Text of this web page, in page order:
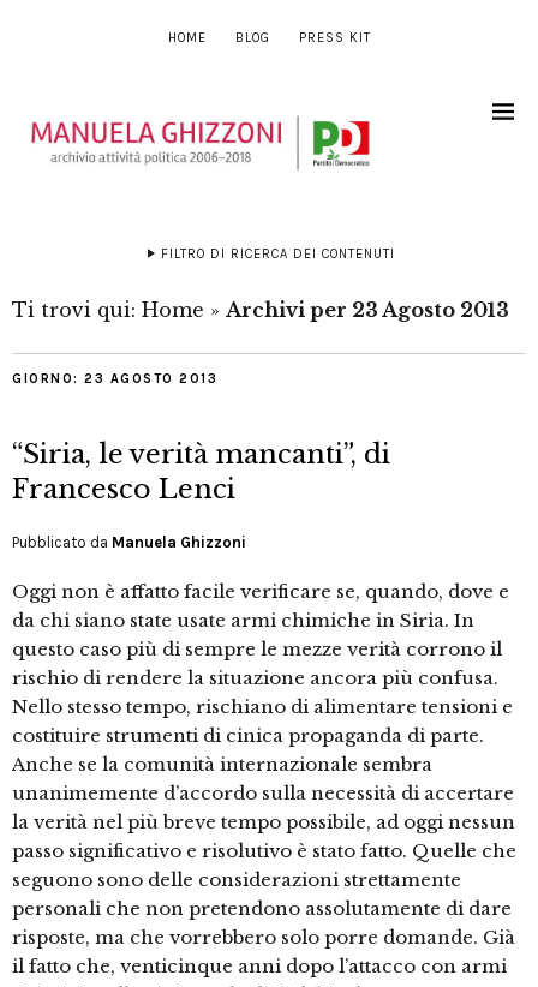
HOME BLOG PRESS KIT
FILTRO DI RICERCA DEI CONTENUTI
Ti trovi qui: Home » Archivi per 23 Agosto 2013
GIORNO: 23 AGOSTO 2013
“Siria, le verità mancanti”, di
Francesco Lenci
Pubblicato da Manuela Ghizzoni
Oggi non è affatto facile verificare se, quando, dove e
da chi siano state usate armi chimiche in Siria. In
questo caso più di sempre le mezze verità corrono il
rischio di rendere la situazione ancora più confusa.
Nello stesso tempo, rischiano di alimentare tensioni e
costituire strumenti di cinica propaganda di parte.
Anche se la comunità internazionale sembra
unanimemente d’accordo sulla necessità di accertare
la verità nel più breve tempo possibile, ad oggi nessun
passo significativo e risolutivo è stato fatto. Quelle che
seguono sono delle considerazioni strettamente
personali che non pretendono assolutamente di dare
risposte, ma che vorrebbero solo porre domande. Già
il fatto che, venticinque anni dopo l’attacco con armi